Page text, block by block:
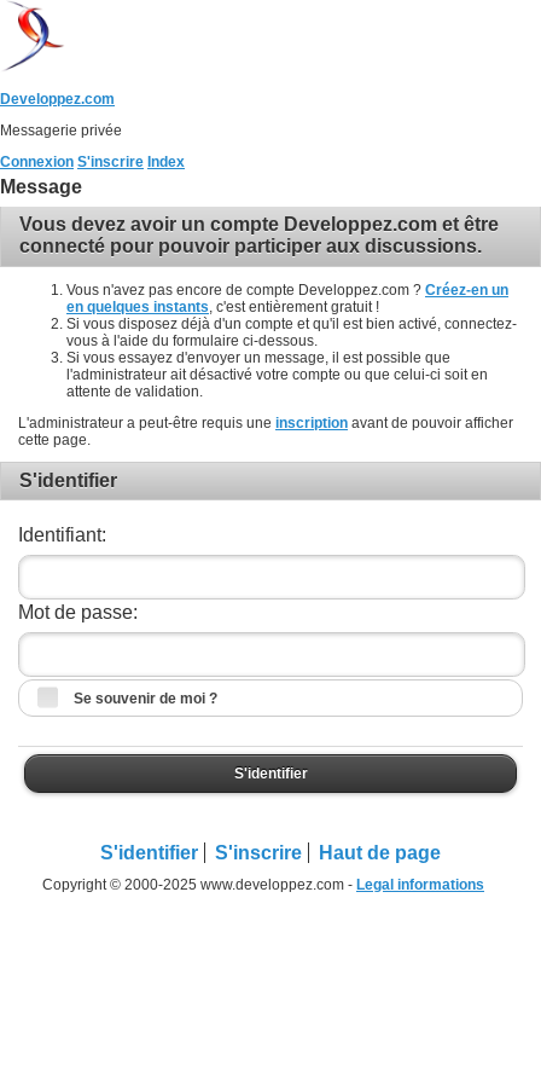
Developpez.com
Messagerie privée
Connexion S'inscrire Index
Message
Vous devez avoir un compte Developpez.com et être
connecté pour pouvoir participer aux discussions.
Vous n'avez pas encore de compte Developpez.com ? Créez-en un
en quelques instants , c'est entièrement gratuit !
Si vous disposez déjà d'un compte et qu'il est bien activé, connectez-
vous à l'aide du formulaire ci-dessous.
Si vous essayez d'envoyer un message, il est possible que
l'administrateur ait désactivé votre compte ou que celui-ci soit en
attente de validation.
L'administrateur a peut-être requis une inscription avant de pouvoir afficher
cette page.
S'identifier
Identifiant:
Mot de passe:
Se souvenir de moi ?
S'identifier
S'identifier S'inscrire Haut de page
Copyright © 2000-2025 www.developpez.com - Legal informations